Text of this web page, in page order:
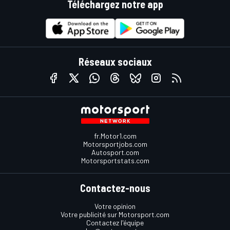
Téléchargez notre app
Réseaux sociaux
fr.Motor1.com
Motorsportjobs.com
Autosport.com
Motorsportstats.com
Contactez-nous
Votre opinion
Votre publicité sur Motorsport.com
Contactez l'équipe